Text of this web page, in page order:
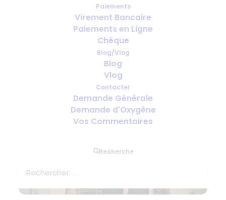
Paiements
Virement Bancaire
Paiements en Ligne
Chèque
Blog/Vlog
Blog
Vlog
Contacter
Demande Générale
Demande d'Oxygène
Vos Commentaires
Recherche